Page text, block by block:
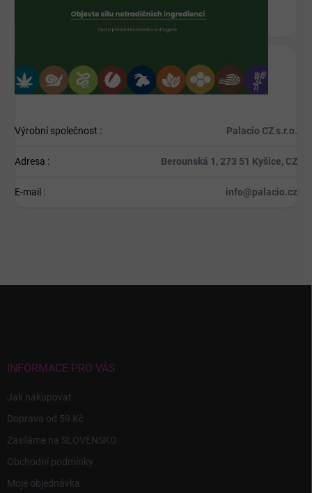
Výrobní společnost : Palacio CZ s.r.o.
Adresa : Berounská 1, 273 51 Kyšice, CZ
E-mail : info@palacio.cz
INFORMACE PRO VÁS
Jak nakupovat
Doprava od 59 Kč
Zasíláme na SLOVENSKO
Obchodní podmínky
Moje objednávka